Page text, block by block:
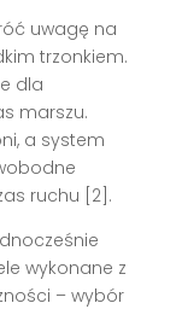
uwagę na
trzonkiem.
dla
marszu.
a system
ruchu [2].
wykonane z
– wybór